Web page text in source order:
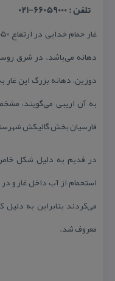
تلفن : 66059000-021
دهانه می‌باشد. در شرق
دوزین، دهانه بزرگ این
به آن اریبی می‌گویند،
فارسیان بخش گالیكش
در قدیم به دلیل شكل خاص
استحمام از آب داخل غار و
می‌كردند بنابراین به دلیل
معروف شد.